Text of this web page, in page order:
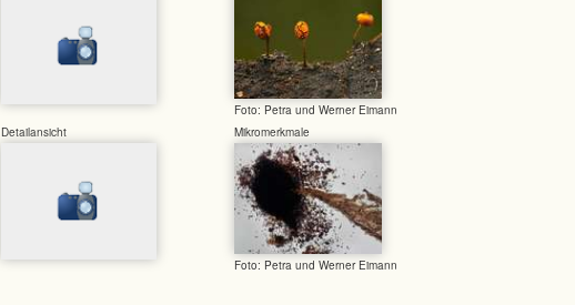
Foto: Petra und Werner Eimann
Detailansicht
Mikromerkmale
Foto: Petra und Werner Eimann